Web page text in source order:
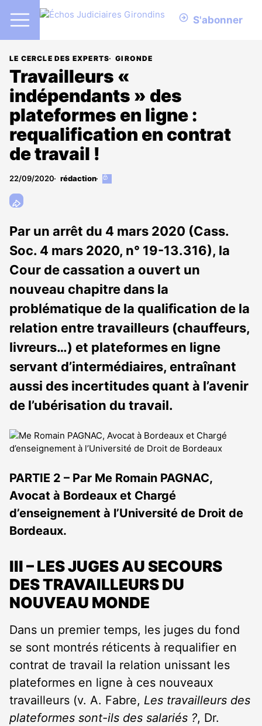
S'abonner
LE CERCLE DES EXPERTS GIRONDE
Travailleurs «
indépendants » des
plateformes en ligne :
requalification en contrat
de travail !
22/09/2020 rédaction
Cet
abonnés
Par un arrêt du 4 mars 2020 (Cass.
Soc. 4 mars 2020, n° 19-13.316), la
Cour de cassation a ouvert un
nouveau chapitre dans la
problématique de la qualification de la
relation entre travailleurs (chauffeurs,
livreurs…) et plateformes en ligne
servant d’intermédiaires, entraînant
aussi des incertitudes quant à l’avenir
de l’ubérisation du travail.
PARTIE 2 – Par Me Romain PAGNAC,
Avocat à Bordeaux et Chargé
d’enseignement à l’Université de Droit de
Bordeaux.
III – LES JUGES AU SECOURS
DES TRAVAILLEURS DU
NOUVEAU MONDE
Dans un premier temps, les juges du fond
se sont montrés réticents à requalifier en
contrat de travail la relation unissant les
plateformes en ligne à ces nouveaux
travailleurs (v. A. Fabre, Les travailleurs des
plateformes sont-ils des salariés ?, Dr.